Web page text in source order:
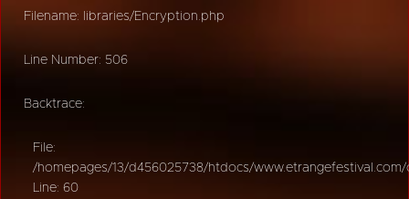
Filename: libraries/Encryption.php
Line Number: 506
Backtrace:
File:
/homepages/13/d456025738/htdocs/
Line: 60